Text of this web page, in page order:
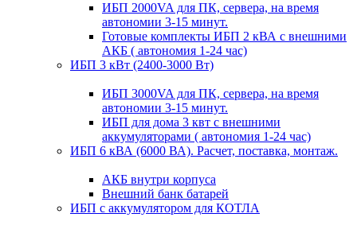
ИБП 2000VA для ПК, сервера, на время
автономии 3-15 минут.
Готовые комплекты ИБП 2 кВА с внешними
АКБ ( автономия 1-24 час)
ИБП 3 кВт (2400-3000 Вт)
ИБП 3000VA для ПК, сервера, на время
автономии 3-15 минут.
ИБП для дома 3 квт с внешними
аккумуляторами ( автономия 1-24 час)
ИБП 6 кВА (6000 ВА). Расчет, поставка, монтаж.
АКБ внутри корпуса
Внешний банк батарей
ИБП с аккумулятором для КОТЛА